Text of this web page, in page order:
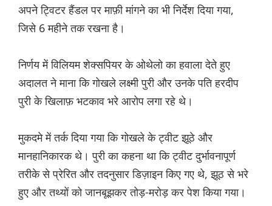
अपने ट्विटर हैंडल पर माफ़ी मांगने का भी निर्देश दिया गया,
जिसे 6 महीने तक रखना है।
निर्णय में विलियम शेक्सपियर के ओथेलो का हवाला देते हुए
अदालत ने माना कि गोखले लक्ष्मी पुरी और उनके पति हरदीप
पुरी के खिलाफ़ भटकाव भरे आरोप लगा रहे थे।
मुकदमे में तर्क दिया गया कि गोखले के ट्वीट झूठे और
मानहानिकारक थे। पुरी का कहना था कि ट्वीट दुर्भावनापूर्ण
तरीके से प्रेरित और तदनुसार डिज़ाइन किए गए थे, झूठ से भरे
हुए और तथ्यों को जानबूझकर तोड़-मरोड़ कर पेश किया गया।